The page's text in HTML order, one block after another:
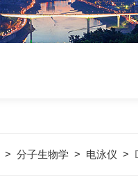
>分子生物学 > 电泳仪 >